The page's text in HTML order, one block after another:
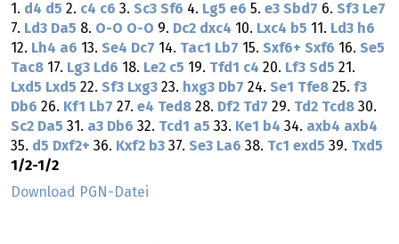
1. d4 d5 2. c4 c6 3. Sc3 Sf6 4. Lg5 e6 5. e3 Sbd7 6. Sf3 Le7
7. Ld3 Da5 8. O-O O-O 9. Dc2 dxc4 10. Lxc4 b5 11. Ld3 h6
12. Lh4 a6 13. Se4 Dc7 14. Tac1 Lb7 15. Sxf6+ Sxf6 16. Se5
Tac8 17. Lg3 Ld6 18. Le2 c5 19. Tfd1 c4 20. Lf3 Sd5 21.
Lxd5 Lxd5 22. Sf3 Lxg3 23. hxg3 Db7 24. Se1 Tfe8 25. f3
Db6 26. Kf1 Lb7 27. e4 Ted8 28. Df2 Td7 29. Td2 Tcd8 30.
Sc2 Da5 31. a3 Db6 32. Tcd1 a5 33. Ke1 b4 34. axb4 axb4
35. d5 Dxf2+ 36. Kxf2 b3 37. Se3 La6 38. Tc1 exd5 39. Txd5
1/2-1/2
Download PGN-Datei